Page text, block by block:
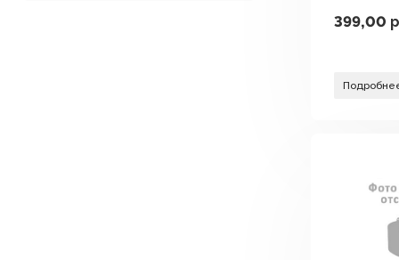
73.1мм
399,00